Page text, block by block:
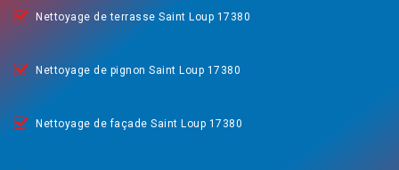
Nettoyage de terrasse Saint Loup 17380
Nettoyage de pignon Saint Loup 17380
Nettoyage de façade Saint Loup 17380